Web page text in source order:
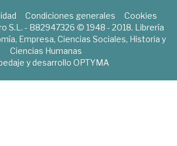
Condiciones generales
Cookies
S.L. - B82947326 © 1948 - 2018. Librería
Empresa, Ciencias Sociales, Historia y
Ciencias Humanas
y desarrollo OPTYMA